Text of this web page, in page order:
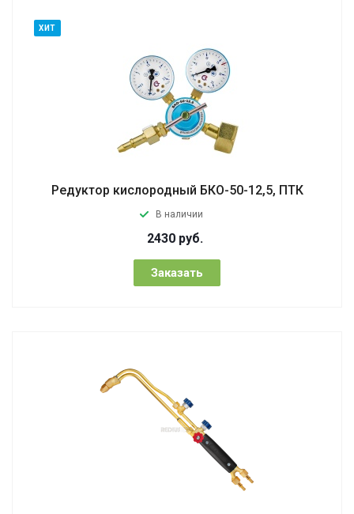
ХИТ
Редуктор кислородный БКО-50-12,5, ПТК
В наличии
2430 руб.
Заказать